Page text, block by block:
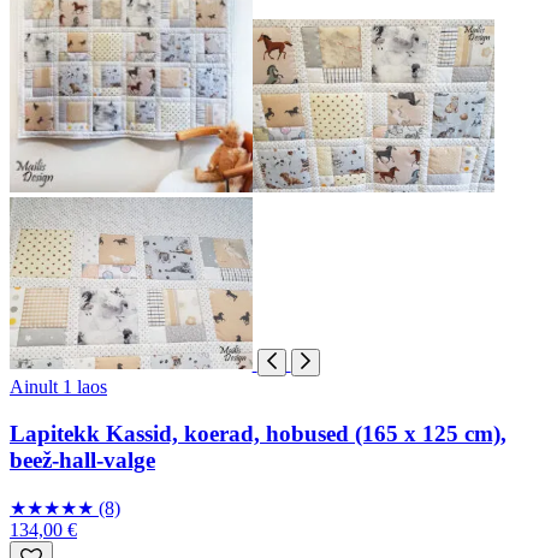
Ainult 1 laos
Lapitekk Kassid, koerad, hobused (165 x 125 cm),
beež-hall-valge
★★★★★ (8)
134,00 €